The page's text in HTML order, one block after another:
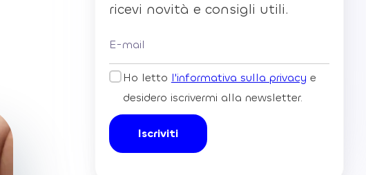
ricevi novità e consigli utili.
Ho letto l'informativa sulla privacy e
desidero iscrivermi alla newsletter.